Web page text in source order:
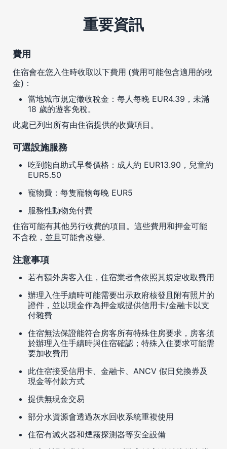
重要資訊
費用
住宿會在您入住時收取以下費用 (費用可能包含適用的稅
金)：
當地城市規定徵收稅金：每人每晚 EUR4.39，未滿
18 歲的遊客免稅。
此處已列出所有由住宿提供的收費項目。
可選設施服務
吃到飽自助式早餐價格：成人約 EUR13.90，兒童約
EUR5.50
寵物費：每隻寵物每晚 EUR5
服務性動物免付費
住宿可能有其他另行收費的項目。這些費用和押金可能
不含稅，並且可能會改變。
注意事項
若有額外房客入住，住宿業者會依照其規定收取費用
辦理入住手續時可能需要出示政府核發且附有照片的
證件，並以現金作為押金或提供信用卡/金融卡以支
付雜費
住宿無法保證能符合房客所有特殊住房要求，房客須
於辦理入住手續時與住宿確認；特殊入住要求可能需
要加收費用
此住宿接受信用卡、金融卡、ANCV 假日兌換券及
現金等付款方式
提供無現金交易
部分水資源會透過灰水回收系統重複使用
住宿有滅火器和煙霧探測器等安全設備